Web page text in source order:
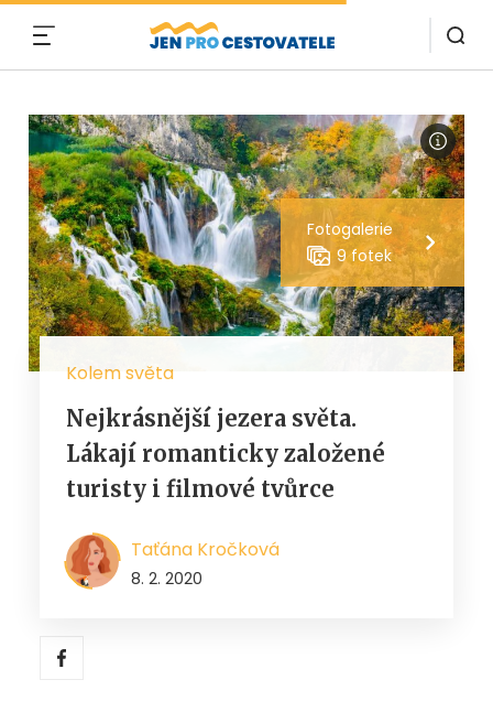
Fotogalerie
9 fotek
Kolem světa
Nejkrásnější jezera světa.
Lákají romanticky založené
turisty i filmové tvůrce
Taťána Kročková
8. 2. 2020